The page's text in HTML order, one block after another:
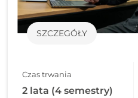
SZCZEGÓŁY
Czas trwania
2 lata (4 semestry)